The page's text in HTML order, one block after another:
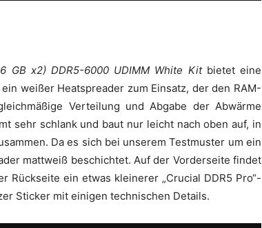
GB x2) DDR5-6000 UDIMM White Kitbietet eine
weißer Heatspreader zum Einsatz, der den RAM-
Verteilung und Abgabe der Abwärme
sehr schlank und baut nur leicht nach oben auf, in
Da es sich bei unserem Testmuster um ein
mattweiß beschichtet. Auf der Vorderseite findet
Rückseite ein etwas kleinerer „Crucial DDR5 Pro“-
Sticker mit einigen technischen Details.